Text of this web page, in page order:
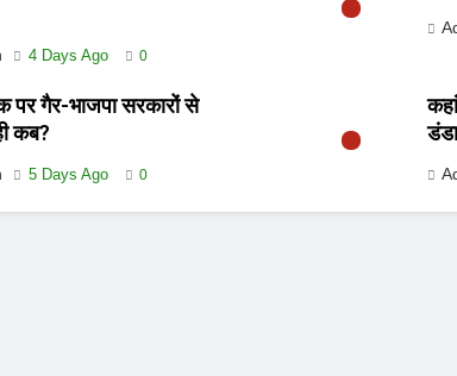
4 Days Ago 0
पर गैर-भाजपा सरकारों से
कब?
5 Days Ago 0
डंडा